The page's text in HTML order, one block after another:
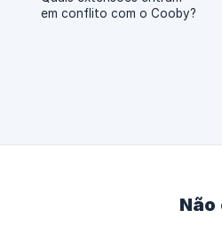
em conflito com o Cooby?